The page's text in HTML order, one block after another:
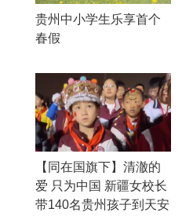
贵州中小学生乐享首个
春假
【同在国旗下】清澈的
爱 只为中国 新疆女校长
带140名贵州孩子到天安